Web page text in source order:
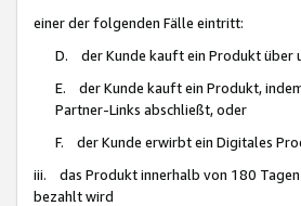
einer der folgenden Fälle eintritt:
D. der Kunde kauft ein Produkt über
E. der Kunde kauft ein Produkt,
Partner-Links abschließt, oder
F. der Kunde erwirbt ein Digitales
iii. das Produkt innerhalb von 180 Tagen
bezahlt wird